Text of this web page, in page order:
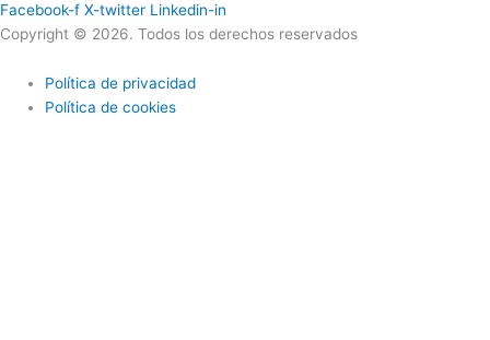
Facebook-f X-twitter Linkedin-in
Copyright © 2026. Todos los derechos reservados
Política de privacidad
Política de cookies